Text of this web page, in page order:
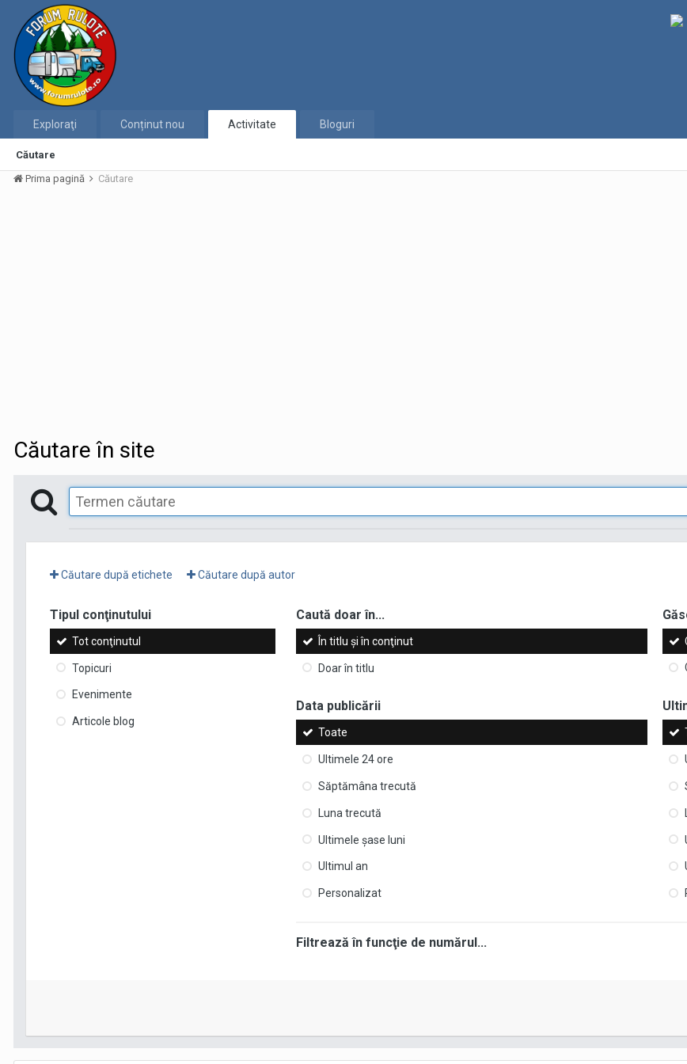
Exploraţi Conținut nou Activitate
Căutare
Bloguri
Prima pagină Căutare
Căutare în site
Căutare după etichete Căutare după autor
Tipul conţinutului
Tot conţinutul
Topicuri
Evenimente
Articole blog
Caută doar în...
În titlu şi în conţinut
Doar în titlu
Data publicării
Toate
Ultimele 24 ore
Săptămâna trecută
Luna trecută
Ultimele şase luni
Ultimul an
Personalizat
Filtrează în funcţie de numărul...